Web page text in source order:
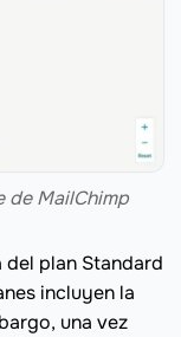
de MailChimp
plan Standard
incluyen la
una vez